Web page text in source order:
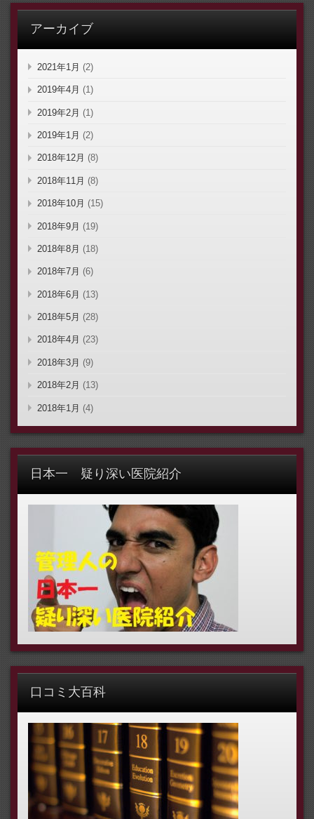
アーカイブ
2021年1月 (2)
2019年4月 (1)
2019年2月 (1)
2019年1月 (2)
2018年12月 (8)
2018年11月 (8)
2018年10月 (15)
2018年9月 (19)
2018年8月 (18)
2018年7月 (6)
2018年6月 (13)
2018年5月 (28)
2018年4月 (23)
2018年3月 (9)
2018年2月 (13)
2018年1月 (4)
日本一 疑り深い医院紹介
口コミ大百科